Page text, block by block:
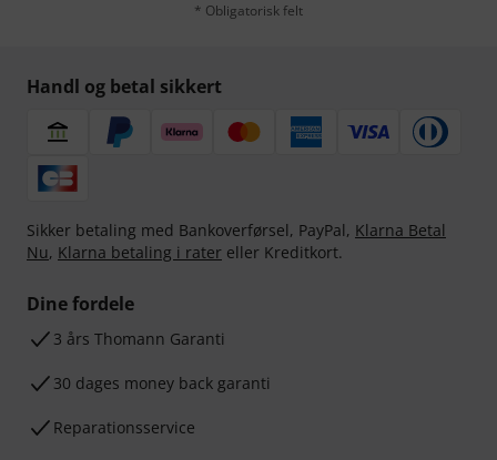
* Obligatorisk felt
Handl og betal sikkert
Sikker betaling med Bankoverførsel, PayPal, Klarna Betal
Nu, Klarna betaling i rater eller Kreditkort.
Dine fordele
3 års Thomann Garanti
30 dages money back garanti
Reparationsservice